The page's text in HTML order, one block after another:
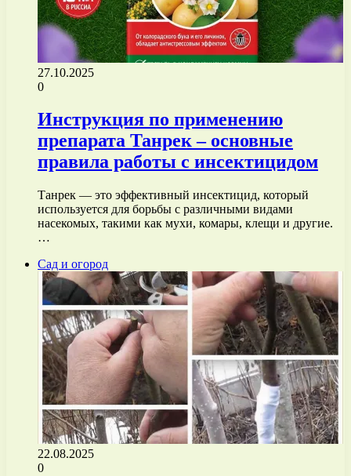
27.10.2025
0
Инструкция по применению
препарата Танрек – основные
правила работы с инсектицидом
Танрек — это эффективный инсектицид, который
используется для борьбы с различными видами
насекомых, такими как мухи, комары, клещи и другие.
…
Сад и огород
22.08.2025
0